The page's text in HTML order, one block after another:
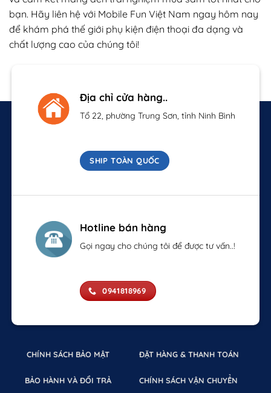
bạn. Hãy liên hệ với Mobile Fun Việt Nam ngay hôm nay
để khám phá thế giới phụ kiện điện thoại đa dạng và
chất lượng cao của chúng tôi!
Địa chỉ cửa hàng..
Tổ 22, phường Trung Sơn, tỉnh Ninh Bình
SHIP TOÀN QUỐC
Hotline bán hàng
Gọi ngay cho chúng tôi để được tư vấn..!
0941818969
CHÍNH SÁCH BẢO MẬT ĐẶT HÀNG & THANH TOÁN
BẢO HÀNH VÀ ĐỔI TRẢ CHÍNH SÁCH VẬN CHUYỂN